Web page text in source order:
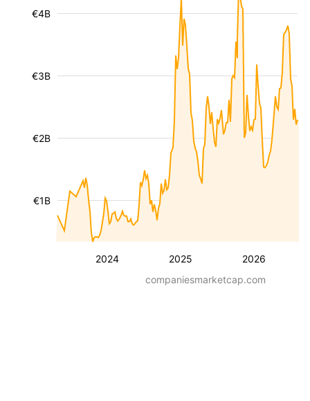
2024 2025 2026
€1B
€2B
€3B
€4B
companiesmarketcap.com